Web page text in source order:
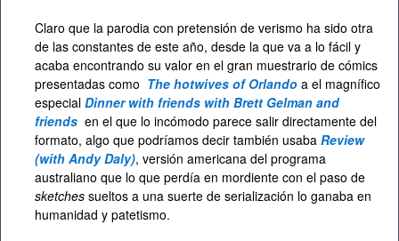
Claro que la parodia con pretensión de verismo ha sido otra
de las constantes de este año, desde la que va a lo fácil y
acaba encontrando su valor en el gran muestrario de cómics
presentadas como The hotwives of Orlando a el magnífico
especial Dinner with friends with Brett Gelman and
friends en el que lo incómodo parece salir directamente del
formato, algo que podríamos decir también usaba Review
(with Andy Daly), versión americana del programa
australiano que lo que perdía en mordiente con el paso de
sketches sueltos a una suerte de serialización lo ganaba en
humanidad y patetismo.